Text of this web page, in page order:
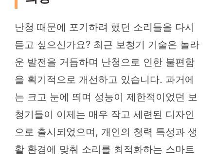
난청 때문에 포기하려 했던 소리들을 다시
듣고 싶으신가요? 최근 보청기 기술은 놀라
운 발전을 거듭하며 난청으로 인한 불편함
을 획기적으로 개선하고 있습니다. 과거에
는 크고 눈에 띄며 성능이 제한적이었던 보
청기들이 이제는 매우 작고 세련된 디자인
으로 출시되었으며, 개인의 청력 특성과 생
활 환경에 맞춰 소리를 최적화하는 스마트